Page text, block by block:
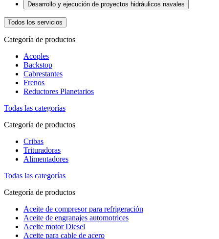
Desarrollo y ejecución de proyectos hidráulicos navales
Todos los servicios
Categoría de productos
Acoples
Backstop
Cabrestantes
Frenos
Reductores Planetarios
Todas las categorías
Categoría de productos
Cribas
Trituradoras
Alimentadores
Todas las categorías
Categoría de productos
Aceite de compresor para refrigeración
Aceite de engranajes automotrices
Aceite motor Diesel
Aceite para cable de acero